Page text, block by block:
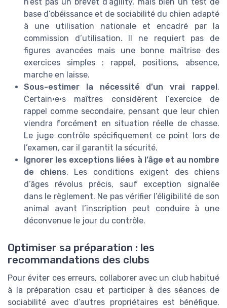
base d’obéissance et de sociabilité du chien adapté
à une utilisation nationale et encadré par la
commission d’utilisation. Il ne requiert pas de
figures avancées mais une bonne maîtrise des
exercices simples : rappel, positions, absence,
marche en laisse.
Sous-estimer la nécessité d’un vrai rappel.
Certain·e·s maîtres considèrent l’exercice de
rappel comme secondaire, pensant que leur chien
viendra forcément en situation réelle de chasse.
Le juge contrôle spécifiquement ce point lors de
l’examen, car il garantit la sécurité.
Ignorer les exceptions liées à l’âge et au nombre
de chiens. Les conditions exigent des chiens
d’âges révolus précis, sauf exception signalée
dans le règlement. Ne pas vérifier l’éligibilité de son
animal avant l’inscription peut conduire à une
déconvenue le jour du contrôle.
Optimiser sa préparation : les
recommandations des clubs
Pour éviter ces erreurs, collaborer avec un club habitué
à la préparation csau et participer à des séances de
sociabilité avec d’autres propriétaires est bénéfique.